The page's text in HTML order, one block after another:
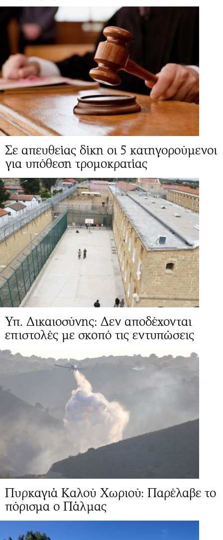
Σε απευθείας δίκη οι 5 κατηγορούμενοι
για υπόθεση τρομοκρατίας
Υπ. Δικαιοσύνης: Δεν αποδέχονται
επιστολές με σκοπό τις εντυπώσεις
Πυρκαγιά Καλού Χωριού: Παρέλαβε το
πόρισμα ο Πάλμας